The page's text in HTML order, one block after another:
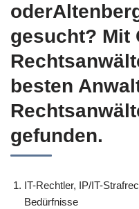
gesucht? Mit
besten
gefunden.
IT-Rechtler, IP/IT-
Bedürfnisse